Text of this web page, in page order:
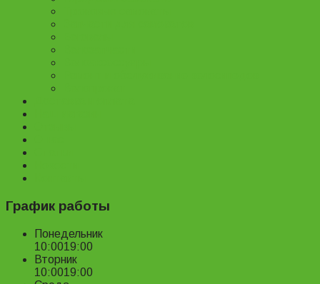
График работы
Понедельник
10:0019:00
Вторник
10:0019:00